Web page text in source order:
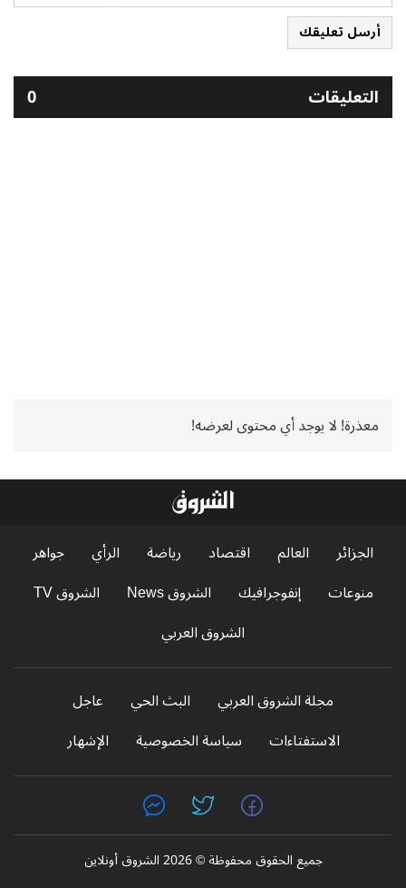
أرسل تعليقك
التعليقات 0
معذرة! لا يوجد أي محتوى لعرضه!
الجزائر العالم اقتصاد رياضة الرأي
جواهر
منوعات
إنفوجرافيك الشروق News
الشروق TV
الشروق العربي
مجلة الشروق العربي البث الحي
عاجل
الاستفتاءات
سياسة الخصوصية الإشهار
جميع الحقوق محفوظة © 2026 الشروق أونلاين